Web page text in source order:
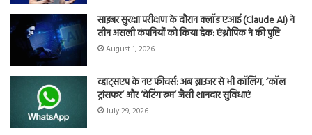
साइबर सुरक्षा परीक्षण के दौरान क्लॉड एआई (Claude AI) ने
तीन असली कंपनियों को किया हैक: एंथ्रोपिक ने की पुष्टि
August 1, 2026
व्हाट्सएप के नए फीचर्स: अब ब्राउजर से भी कॉलिंग, ‘कॉल
ट्रांसफर’ और ‘वेटिंग रूम’ जैसी शानदार सुविधाएं
July 29, 2026